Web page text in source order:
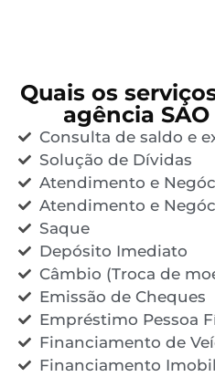
Quais os
agência SAO
Consulta de saldo e
Solução de Dívidas
Atendimento e
Atendimento e
Saque
Depósito Imediato
Câmbio (Troca de
Emissão de Cheques
Empréstimo Pessoa
Financiamento de
Financiamento